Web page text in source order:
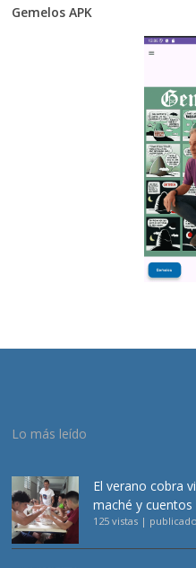
Gemelos APK
Lo más leído
El verano cobra
maché y cuentos
125 vistas |